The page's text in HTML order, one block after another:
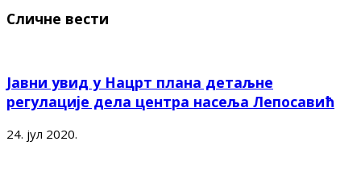
Сличне вести
Јавни увид у Нацрт плана детаљне
регулације дела центра насеља Лепосавић
24. јул 2020.